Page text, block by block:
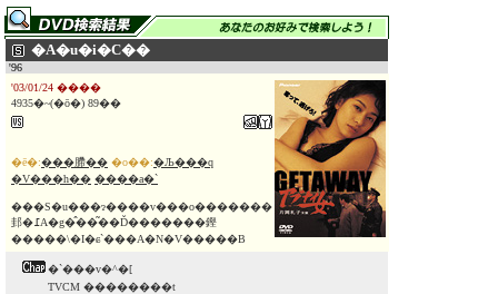
�A�u�i�C��
'96
'03/01/24 ����
4935�~(�ō�) 89��
�ē�:���䐭�� �o��:�Љ���q
�V���h�� ����a�`
���S�u���ɂ����v���o�������
邽�߁A�g�̂��͂��Ď�������鏗
�����\�I�ɕ`���A�N�V�����B
�`���v�^�[
TVCM ��������t